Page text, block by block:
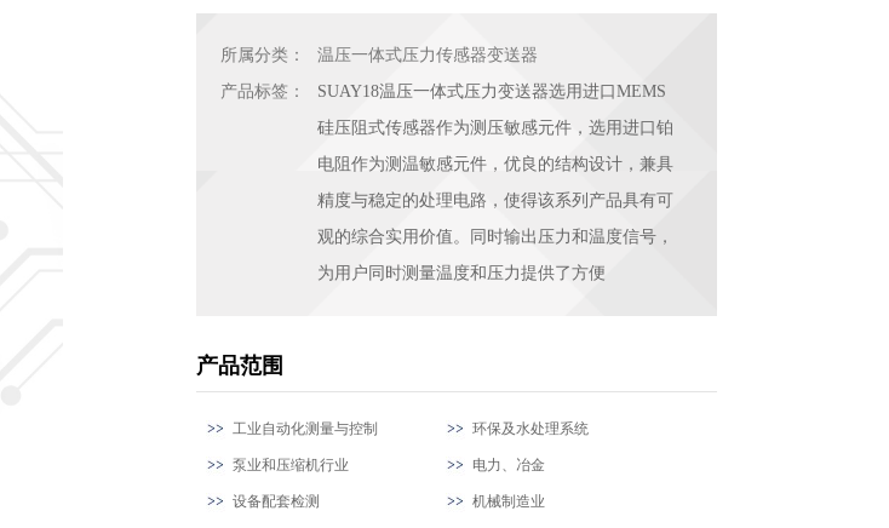
所属分类：
温压一体式压力传感器变送器
产品标签：
SUAY18温压一体式压力变送器选用进口MEMS
硅压阻式传感器作为测压敏感元件，选用进口铂
电阻作为测温敏感元件，优良的结构设计，兼具
精度与稳定的处理电路，使得该系列产品具有可
观的综合实用价值。同时输出压力和温度信号，
为用户同时测量温度和压力提供了方便
产品范围
工业自动化测量与控制 环保及水处理系统
泵业和压缩机行业 电力、冶金
设备配套检测 机械制造业